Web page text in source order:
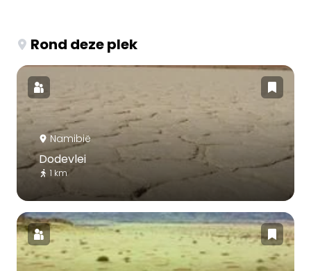
Rond deze plek
Namibië
Dodevlei
1 km